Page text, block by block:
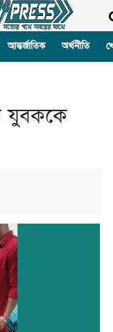
আন্তর্জাতিক অর্থনীতি
যুবককে